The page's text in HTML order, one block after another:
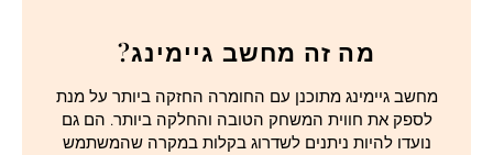
מה זה מחשב גיימינג?
מחשב גיימינג מתוכנן עם החומרה החזקה ביותר על מנת
לספק את חווית המשחק הטובה והחלקה ביותר. הם גם
נועדו להיות ניתנים לשדרוג בקלות במקרה שהמשתמש